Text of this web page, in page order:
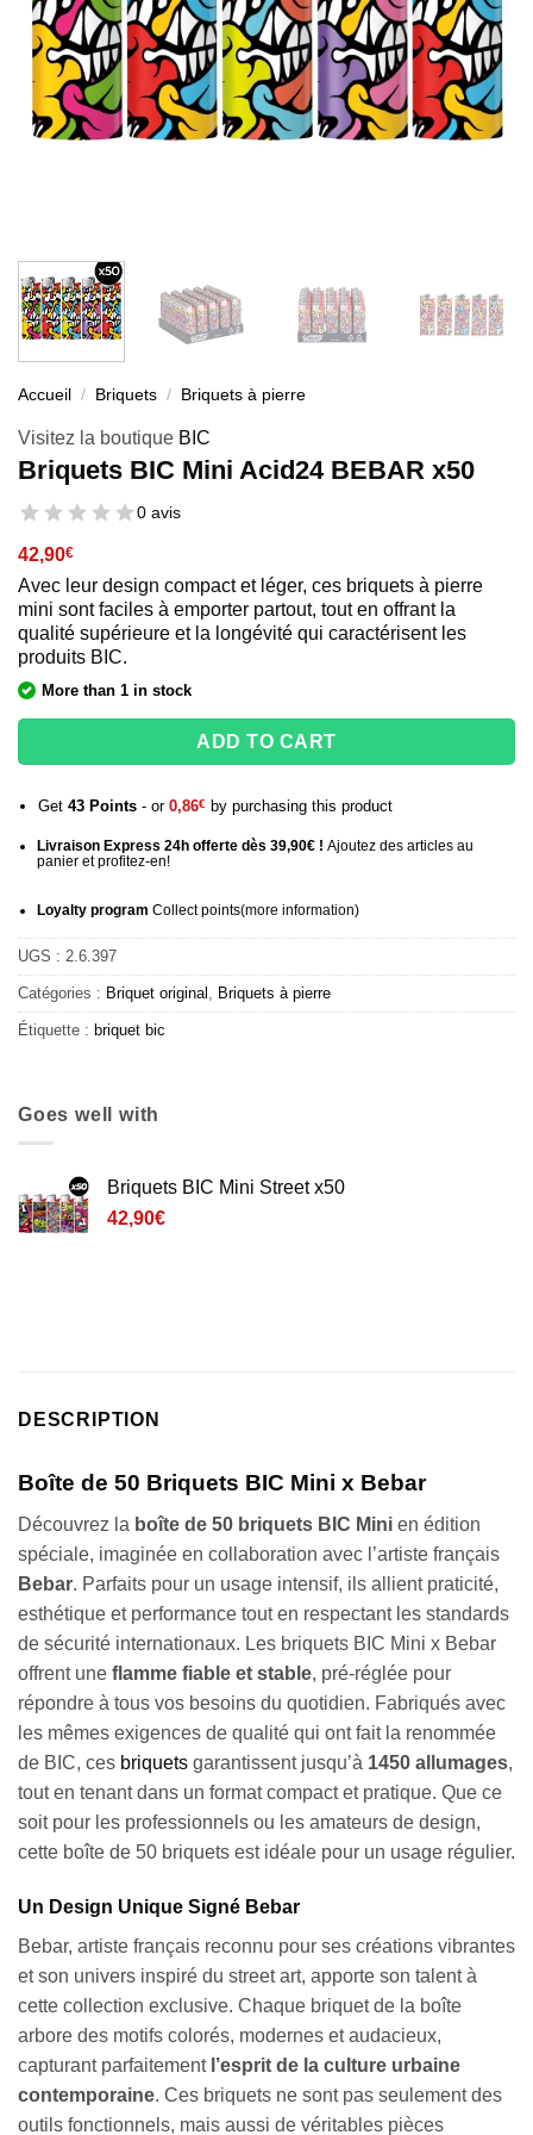
Accueil / Briquets / Briquets à pierre
Visitez la boutique BIC
Briquets BIC Mini Acid24 BEBAR x50
0 avis
42,90€
Avec leur design compact et léger, ces briquets à pierre
mini sont faciles à emporter partout, tout en offrant la
qualité supérieure et la longévité qui caractérisent les
produits BIC.
More than 1 in stock
ADD TO CART
Get 43Points- or 0,86€ by purchasing this product
Livraison Express 24h offerte dès 39,90€ ! Ajoutez des articles au
panier et profitez-en!
Loyalty program Collect points(more information)
UGS : 2.6.397
Catégories : Briquet original , Briquets à pierre
Étiquette : briquet bic
Goes well with
Briquets BIC Mini Street x50
42,90€
DESCRIPTION
Boîte de 50 Briquets BIC Mini x Bebar
Découvrez la boîte de 50 briquets BIC Mini en édition
spéciale, imaginée en collaboration avec l’artiste français
Bebar. Parfaits pour un usage intensif, ils allient praticité,
esthétique et performance tout en respectant les standards
de sécurité internationaux. Les briquets BIC Mini x Bebar
offrent une flamme fiable et stable, pré-réglée pour
répondre à tous vos besoins du quotidien. Fabriqués avec
les mêmes exigences de qualité qui ont fait la renommée
de BIC, ces briquets garantissent jusqu’à 1450 allumages,
tout en tenant dans un format compact et pratique. Que ce
soit pour les professionnels ou les amateurs de design,
cette boîte de 50 briquets est idéale pour un usage régulier.
Un Design Unique Signé Bebar
Bebar, artiste français reconnu pour ses créations vibrantes
et son univers inspiré du street art, apporte son talent à
cette collection exclusive. Chaque briquet de la boîte
arbore des motifs colorés, modernes et audacieux,
capturant parfaitement l’esprit de la culture urbaine
contemporaine. Ces briquets ne sont pas seulement des
outils fonctionnels, mais aussi de véritables pièces